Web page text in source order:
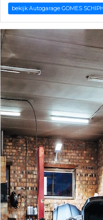
bekijk Autogarage GOMES